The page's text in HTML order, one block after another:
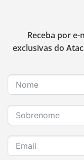
Receba por
exclusivas do